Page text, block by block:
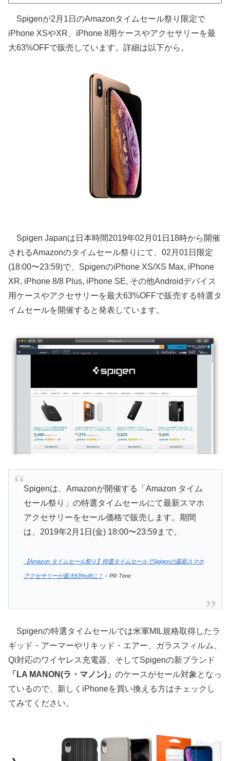
Spigenが2月1日のAmazonタイムセール祭り限定で
iPhone XSやXR、iPhone 8用ケースやアクセサリーを最
大63%OFFで販売しています。詳細は以下から。
Spigen Japanは日本時間2019年02月01日18時から開催
されるAmazonのタイムセール祭りにて、02月01日限定
(18:00〜23:59)で、SpigenのiPhone XS/XS Max, iPhone
XR, iPhone 8/8 Plus, iPhone SE, その他Androidデバイス
用ケースやアクセサリーを最大63%OFFで販売する特選タ
イムセールを開催すると発表しています。
Spigenは、Amazonが開催する「Amazon タイム
セール祭り」の特選タイムセールにて最新スマホ
アクセサリーをセール価格で販売します。期間
は、2019年2月1日(金) 18:00〜23:59まで。
【Amazon タイムセール祭り】特選タイムセールでSpigenの最新スマホ
アクセサリーが最大63%offに！ – PR Time
Spigenの特選タイムセールでは米軍MIL規格取得したラ
ギッド・アーマーやリキッド・エアー、ガラスフィルム、
Qi対応のワイヤレス充電器、そしてSpigenの新ブランド
「LA MANON(ラ・マノン)」 のケースがセール対象となっ
ているので、新しくiPhoneを買い換える方はチェックし
てみてください。